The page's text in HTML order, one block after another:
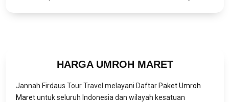
HARGA UMROH MARET
Jannah Firdaus Tour Travel melayani Daftar Paket Umroh
Maretuntuk seluruh Indonesia dan wilayah kesatuan